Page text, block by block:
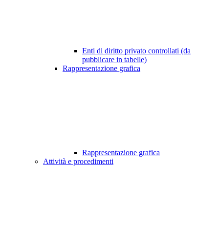
Enti di diritto privato controllati (da
pubblicare in tabelle)
Rappresentazione grafica
Rappresentazione grafica
Attività e procedimenti